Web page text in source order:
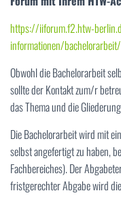
https://iiforum.f2.htw-
informationen/
Obwohl die Bachelorarbeit
sollte der Kontakt zum/r
das Thema und die
Die Bachelorarbeit wird mit
selbst angefertigt zu haben,
Fachbereiches). Der
fristgerechter Abgabe wird